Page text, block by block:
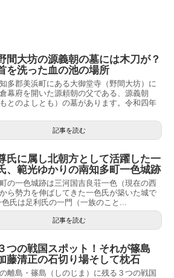
間大坊の源義朝の墓には木刀が？
を洗った血の池の場所
多郡美浜町にある大御堂寺（野間大坊）に
幕府を開いた源頼朝の父である、源義朝
もとのよしとも）の墓があります。令和四年
記事を読む
氏に属し北朝方として活躍した一
、範光ゆかりの南知多町一色城跡
の一色城跡は三河国吉良荘一色（現在の西
ら勢力を伸ばしてきた一色氏が築いた城で
氏は足利氏の一門（一族のこと...
記事を読む
つの戦国スポット！それが篠島
藤清正の石切り場そして枕石
離島・篠島（しのじま）に残る３つの戦国